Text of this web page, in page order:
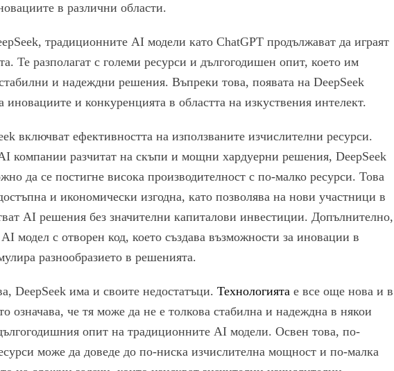
в различни области.
традиционните AI модели като ChatGPT продължават да играят
Те разполагат с големи ресурси и дългогодишен опит, което им
и надеждни решения. Въпреки това, появата на DeepSeek
иновациите и конкуренцията в областта на изкуствения интелект.
включват ефективността на използваните изчислителни ресурси.
компании разчитат на скъпи и мощни хардуерни решения, DeepSeek
да се постигне висока производителност с по-малко ресурси. Това
и икономически изгодна, като позволява на нови участници в
AI решения без значителни капиталови инвестиции. Допълнително,
модел с отворен код, което създава възможности за иновации в
разнообразието в решенията.
DeepSeek има и своите недостатъци. Технологията е все още нова и в
означава, че тя може да не е толкова стабилна и надеждна в някои
опит на традиционните AI модели. Освен това, по-
може да доведе до по-ниска изчислителна мощност и по-малка